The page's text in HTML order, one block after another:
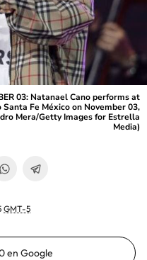
03: Natanael Cano performs at
Fe México on November 03,
Mera/Getty Images for Estrella
Media)
GMT-5
en Google